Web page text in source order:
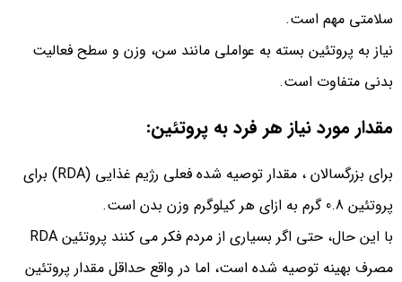
سلامتی مهم است.
نیاز به پروتئین بسته به عواملی مانند سن، وزن و سطح فعالیت
بدنی متفاوت است.
مقدار مورد نیاز هر فرد به پروتئین:
برای بزرگسالان ، مقدار توصیه شده فعلی رژیم غذایی (RDA) برای
پروتئین 0.8 گرم به ازای هر کیلوگرم وزن بدن است.
با این حال، حتی اگر بسیاری از مردم فکر می کنند پروتئین RDA
مصرف بهینه توصیه شده است، اما در واقع حداقل مقدار پروتئین